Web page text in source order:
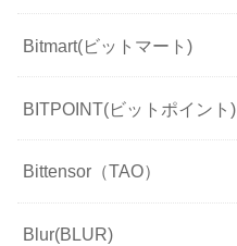
Bitmart(ビットマート)
BITPOINT(ビットポイント)
Bittensor（TAO）
Blur(BLUR)